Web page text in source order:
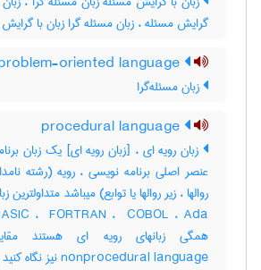
گرایش مسئله ، زبان مسئله گرا زبان با
زبان مسئله‌گرا
زبان رویه ای ، [زبان رویه ای] یک زبان
عنصر اصلی برنامه نویسی ، رویه (رشته
nonprocedural language نیز نگاه کنید به ‎ procedure